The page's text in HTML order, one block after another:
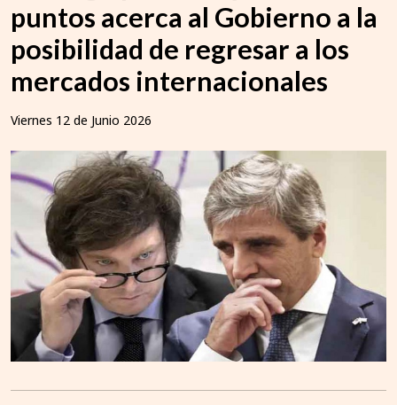
puntos acerca al Gobierno a la
posibilidad de regresar a los
mercados internacionales
Viernes 12 de Junio 2026